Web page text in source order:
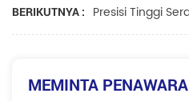
BERIKUTNYA : Presisi Tinggi
MEMINTA